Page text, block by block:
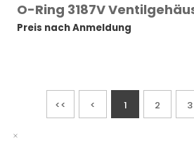
O-Ring 3187V
Preis nach Anmeldung
<< < 1 2 3